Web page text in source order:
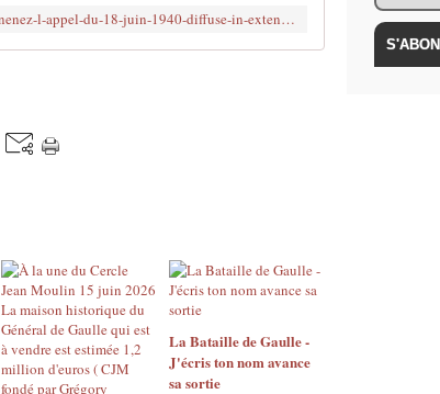
https://quimper.maville.com/actu/actudet_-a-douarnenez-l-appel-du-18-juin-1940-diffuse-in-extenso-_6-7370358_actu.Htm
La Bataille de Gaulle -
J'écris ton nom avance
sa sortie